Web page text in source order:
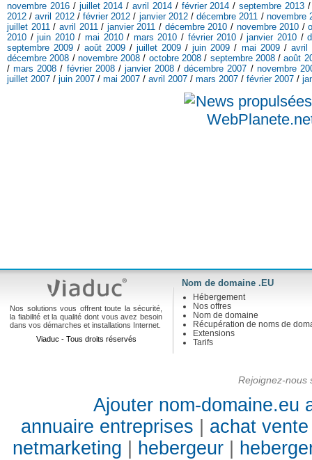
novembre 2016/ juillet 2014 /avril 2014/ février 2014 /septembre 2013
2012 /avril 2012/février 2012 / janvier 2012/décembre 2011 / novembre
juillet 2011/ avril 2011/ janvier 2011 / décembre 2010 / novembre 2010 /
2010 /juin 2010/mai 2010/ mars 2010 / février 2010 /janvier 2010 /
septembre 2009 /août 2009 /juillet 2009 /juin 2009 / mai 2009/ avril
décembre 2008 / novembre 2008 / octobre 2008/ septembre 2008/août
/mars 2008 / février 2008/ janvier 2008 /décembre 2007 / novembre
juillet 2007 / juin 2007 / mai 2007 / avril 2007 / mars 2007 / février 2007 /
Nos solutions vous offrent toute la sécurité,
la fiabilité et la qualité dont vous avez besoin
dans vos démarches et installations Internet.
Viaduc - Tous droits réservés
Nom de domaine .EU
Hébergement
Nos offres
Nom de domaine
Récupération de noms de
Extensions
Tarifs
Rejoignez-nous
Ajouter nom-domaine.eu
annuaire entreprises
achat
netmarketing
hebergeur